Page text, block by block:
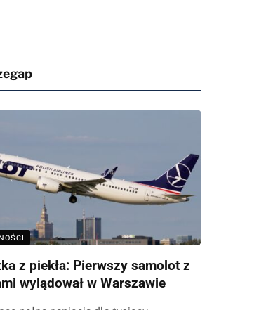
z piekła: Pierwszy samolot z
wylądował w Warszawie